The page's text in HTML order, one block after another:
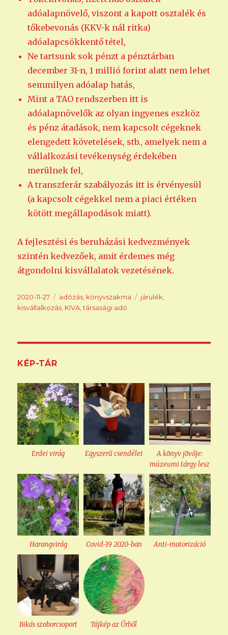
adóalapnövelő, viszont a kapott osztalék és
tőkebevonás (KKV-k nál ritka)
adóalapcsökkentő tétel,
Ne tartsunk sok pénzt a pénztárban
december 31-n, 1 millió forint alatt nem lehet
semmilyen adóalap hatás,
Mint a TAO rendszerben itt is
adóalapnövelők az olyan ingyenes eszköz
és pénz átadások, nem kapcsolt cégeknek
elengedett követelések, stb., amelyek nem a
vállalkozási tevékenység érdekében
merülnek fel,
A transzferár szabályozás itt is érvényesül
(a kapcsolt cégekkel nem a piaci értéken
kötött megállapodások miatt).
A fejlesztési és beruházási kedvezmények
szintén kedvezőek, amit érdemes még
átgondolni kisvállalatok vezetésének.
Közzétéve
2020-11-27 Kategória
adózás könyvszakma Címke
járulék
kisvállalkozás KIVA ,társasági adó
KÉP-TÁR
Erdei virág Egyszerű csendélet
A könyv jövője:
múzeumi tárgy lesz
Harangvirág Covid-19 2020-ban Anti-motorizáció
Bikás szoborcsoport Tájkép az Űrből